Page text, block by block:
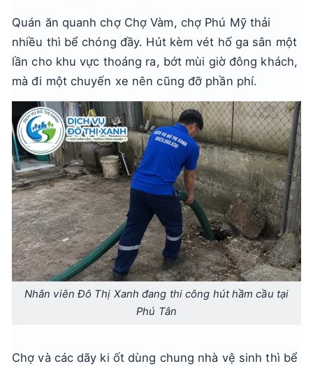
Quán ăn quanh chợ Chợ Vàm, chợ Phú Mỹ thải
nhiều thì bể chóng đầy. Hút kèm vét hố ga sân một
lần cho khu vực thoáng ra, bớt mùi giờ đông khách,
mà đi một chuyến xe nên cũng đỡ phần phí.
Nhân viên Đô Thị Xanh đang thi công hút hầm cầu tại
Phú Tân
Chợ và các dãy ki ốt dùng chung nhà vệ sinh thì bể